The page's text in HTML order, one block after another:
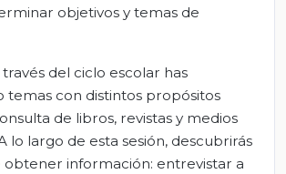
objetivos y temas de
del ciclo escolar has
temas con distintos propósitos
de libros, revistas y medios
lo largo de esta sesión, descubrirás
información: entrevistar a